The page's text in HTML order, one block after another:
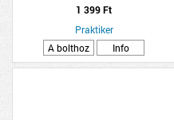
FEHÉR, 2-2DB/CSOMAG
1 399 Ft
Praktiker
A bolthoz
Info